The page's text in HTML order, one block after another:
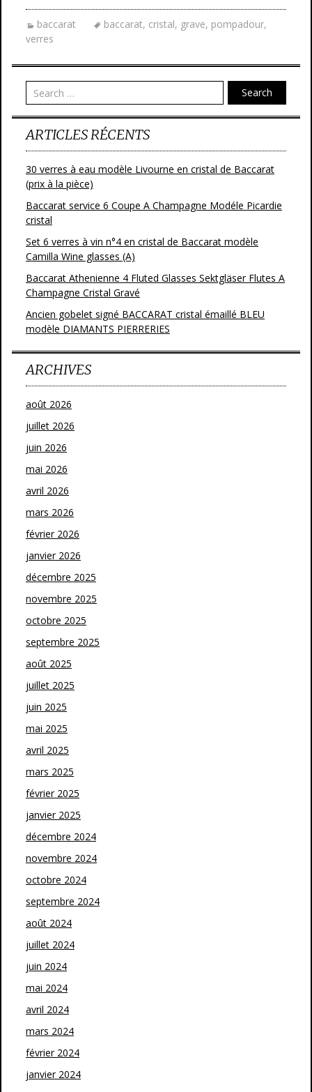
e
b
o
o
k
itt
er
ai
l
ta
g
er
baccarat baccarat, cristal, grave, pompadour,
verres
Search
ARTICLES RÉCENTS
30 verres à eau modèle Livourne en cristal de Baccarat
(prix à la pièce)
Baccarat service 6 Coupe A Champagne Modéle Picardie
cristal
Set 6 verres à vin n°4 en cristal de Baccarat modèle
Camilla Wine glasses (A)
Baccarat Athenienne 4 Fluted Glasses Sektgläser Flutes A
Champagne Cristal Gravé
Ancien gobelet signé BACCARAT cristal émaillé BLEU
modèle DIAMANTS PIERRERIES
ARCHIVES
août 2026
juillet 2026
juin 2026
mai 2026
avril 2026
mars 2026
février 2026
janvier 2026
décembre 2025
novembre 2025
octobre 2025
septembre 2025
août 2025
juillet 2025
juin 2025
mai 2025
avril 2025
mars 2025
février 2025
janvier 2025
décembre 2024
novembre 2024
octobre 2024
septembre 2024
août 2024
juillet 2024
juin 2024
mai 2024
avril 2024
mars 2024
février 2024
janvier 2024